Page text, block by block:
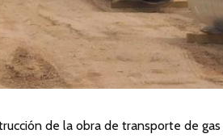
de la obra de transporte de